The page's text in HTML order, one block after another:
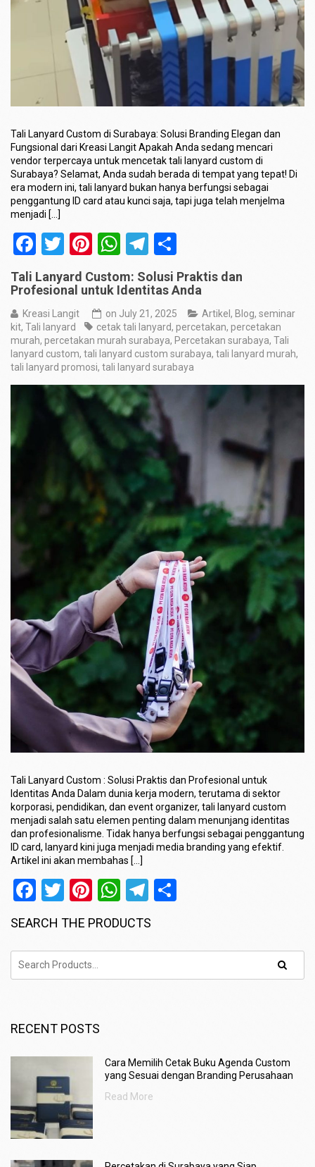
Tali Lanyard Custom di Surabaya: Solusi Branding Elegan dan
Fungsional dari Kreasi Langit Apakah Anda sedang mencari
vendor terpercaya untuk mencetak tali lanyard custom di
Surabaya? Selamat, Anda sudah berada di tempat yang tepat! Di
era modern ini, tali lanyard bukan hanya berfungsi sebagai
penggantung ID card atau kunci saja, tapi juga telah menjelma
menjadi […]
Facebook
Twitter
Pinterest
WhatsApp
Telegram
Tali Lanyard Custom: Solusi Praktis dan
Profesional untuk Identitas Anda
Kreasi Langit on July 21, 2025 Artikel , Blog, seminar
kit, Tali lanyard cetak tali lanyard, percetakan, percetakan
murah, percetakan murah surabaya, Percetakan surabaya, Tali
lanyard custom, tali lanyard custom surabaya, tali lanyard murah,
tali lanyard promosi, tali lanyard surabaya
Tali Lanyard Custom : Solusi Praktis dan Profesional untuk
Identitas Anda Dalam dunia kerja modern, terutama di sektor
korporasi, pendidikan, dan event organizer, tali lanyard custom
menjadi salah satu elemen penting dalam menunjang identitas
dan profesionalisme. Tidak hanya berfungsi sebagai penggantung
ID card, lanyard kini juga menjadi media branding yang efektif.
Artikel ini akan membahas […]
Facebook
Twitter
Pinterest
WhatsApp
Telegram
SEARCH THE PRODUCTS
RECENT POSTS
Cara Memilih Cetak Buku Agenda Custom
yang Sesuai dengan Branding Perusahaan
Read More